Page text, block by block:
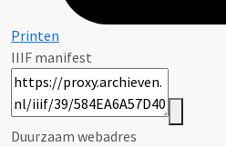
Printen
IIIF manifest
Duurzaam webadres